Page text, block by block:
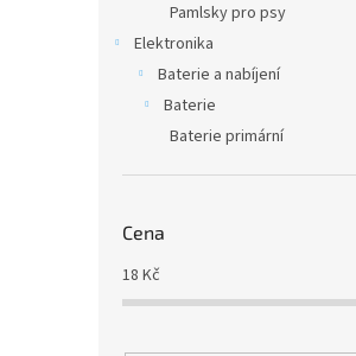
Pamlsky pro psy
Elektronika
Baterie a nabíjení
Baterie
Baterie primární
Cena
18 Kč